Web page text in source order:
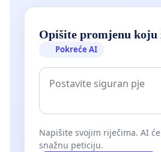
Opišite promjenu
Pokreće AI
Napišite svojim riječima. AI
snažnu peticiju.